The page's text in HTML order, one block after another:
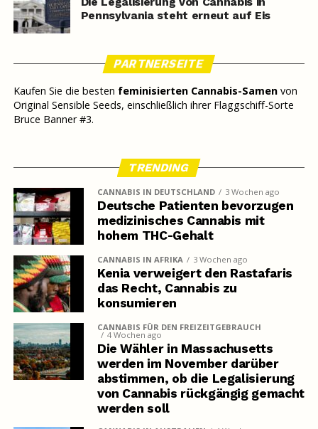
Pennsylvania steht erneut auf Eis
PARTNERSEITE
Kaufen Sie die besten feminisierten Cannabis-Samenvon
Original Sensible Seeds, einschließlich ihrer Flaggschiff-Sorte
Bruce Banner #3.
TRENDING
CANNABIS IN DEUTSCHLAND 3 Wochen ago
Deutsche Patienten bevorzugen
medizinisches Cannabis mit
hohem THC-Gehalt
CANNABIS IN AFRIKA 3 Wochen ago
Kenia verweigert den Rastafaris
das Recht, Cannabis zu
konsumieren
CANNABIS FÜR DEN FREIZEITGEBRAUCH
4 Wochen ago
Die Wähler in Massachusetts
werden im November darüber
abstimmen, ob die Legalisierung
von Cannabis rückgängig gemacht
werden soll